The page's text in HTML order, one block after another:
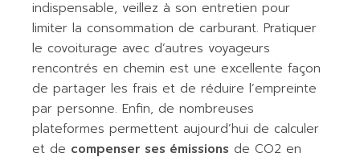
indispensable, veillez à son entretien pour
limiter la consommation de carburant. Pratiquer
le covoiturage avec d’autres voyageurs
rencontrés en chemin est une excellente façon
de partager les frais et de réduire l’empreinte
par personne. Enfin, de nombreuses
plateformes permettent aujourd’hui de calculer
et de compenser ses émissions de CO2 en